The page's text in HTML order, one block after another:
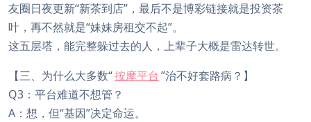
友圈日夜更新“新茶到店”，最后不是博彩链接就是投资茶
叶，再不然就是“妹妹房租交不起”。
这五层塔，能完整躲过去的人，上辈子大概是雷达转世。
【三、为什么大多数“按摩平台 ”治不好套路病？】
Q3：平台难道不想管？
A：想，但“基因”决定命运。